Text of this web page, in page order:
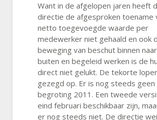
Want in de afgelopen jaren heeft
directie de afgesproken toename
netto toegevoegde waarde per
medewerker niet gehaald en ook
beweging van beschut binnen
buiten en begeleid werken is de
direct niet gelukt. De tekorte
gezegd op. Er is nog steeds geen
begroting 2011. Een tweede
eind februari beschikbaar zijn,
er nog steeds niet. De directie